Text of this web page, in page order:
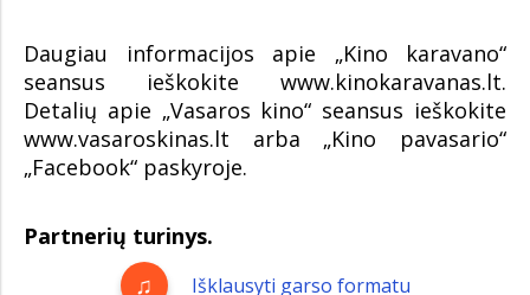
Daugiau informacijos apie „Kino karavano“
seansus ieškokite www.kinokaravanas.lt.
Detalių apie „Vasaros kino“ seansus ieškokite
www.vasaroskinas.lt arba „Kino pavasario“
„Facebook“ paskyroje.
Partnerių turinys.
Išklausyti garso formatu